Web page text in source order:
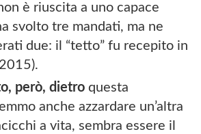
è riuscita a uno capace
svolto tre mandati, ma ne
due: il “tetto” fu recepito in
però, dietro questa
anche azzardare un’altra
a vita, sembra essere il